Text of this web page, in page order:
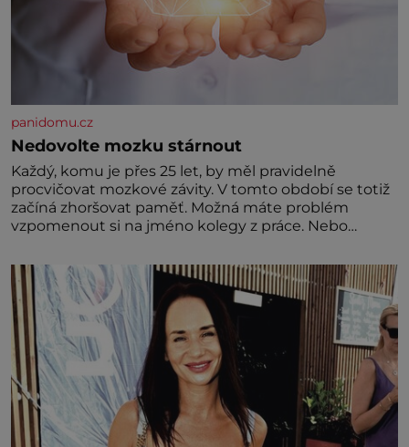
panidomu.cz
Nedovolte mozku stárnout
Každý, komu je přes 25 let, by měl pravidelně
procvičovat mozkové závity. V tomto období se totiž
začíná zhoršovat paměť. Možná máte problém
vzpomenout si na jméno kolegy z práce. Nebo
nedávno přečetli. Je to opravdu tak, s věkem jako
kdyby se paměť rozhodla stávkovat. Cvičte